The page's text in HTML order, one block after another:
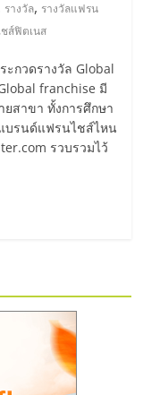
รางวัล, รางวัลแฟรน
ส์ฟิตเนส
ะกวดรางวัล Global
franchise มี
สาขา ทั้งการศึกษา
บรนด์แฟรนไชส์ไหน
รวบรวมไว้